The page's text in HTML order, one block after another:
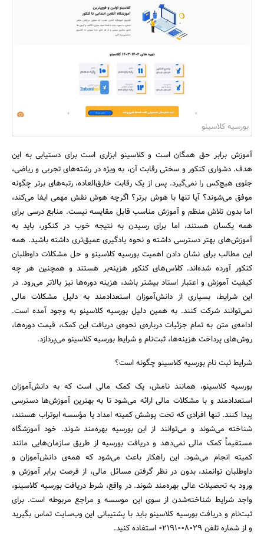
بانک، بیمه و سرمایه
بورسیه کلاسینو
آموزش برابر حق همگان است و کلاسینو ابزاری است برای دستیابی به این
هدف. دشواری کنکور و سختی رقابت آن، به ویژه در رشته‌های تجربی و ریاضی،
جلوی هیچ‌کس را نمی‌گیرد. پس از یک رقابت خارق‌العاده، رتبه‌های برتر چگونه
موفق می‌شوند؟ آیا تنها با هوش برتر؟ اگرچه هوش نقش مهمی ایفا می‌کند،
اما بدون تلاش منظم و آموزش مناسب قابل مقایسه نیست. منابع درسی برای
همه یکسان هستند، اما برای رسیدن به نتیجه خوب در کنکور، باید به
آموزش‌های بهتر دسترسی داشته و نحوه یادگیری عمیق‌تری داشته باشید. همه
این مطالب برای نشان دادن اهمیت بورسیه کلاسینو و حل مشکلات داوطلبان
کنکور آورده شده‌اند. کلاس‌های کنکور هزینه‌بر هستند و همچنین هر چه
کیفیت آموزش و اعتبار استاد بیشتر باشد، هزینه دوره‌ها نیز بالاتر می‌رود. در
این شرایط، بسیاری از دانش‌آموزان استعدادمند به دلیل مشکلات مالی
نمی‌توانند شرکت کنند. به همین دلیل بورسیه کلاسینو به وجود آمده است.
ادامه‌ی متن به تمام جزئیات درباره‌ی نحوه‌ی دریافت این کمک، قیمت دوره‌ها،
روش‌های پرداخت هزینه‌ها، ثبت‌نام و شرایط بورسیه کلاسینو می‌پردازد.
شرایط ثبت نام بورسیه کلاسینو چگونه است؟
بورسیه کلاسینو، همانند نامش، یک کمک مالی است که به دانش‌آموزان
استعدادمند و با مشکلات مالی ارائه می‌شود تا به بهترین آموزش‌ها دسترسی
پیدا کنند. تنها افرادی که تحت پوشش کمیته امداد یا مؤسسه ابوتراب هستند،
شناخته می‌شوند و می‌توانند از این بورسیه بهره‌مند شوند. خود آموزشگاه
مستقیماً کمک مالی نمی‌دهد و دریافت بورسیه از طریق سازمان‌هایی مانند
کمیته انجام می‌شود. این راهکار باعث می‌شود که همه‌ی دانش‌آموزان و
داوطلبان توانمند، بدون در نظر گرفتن مسائل مالی، از فرصت برابر آموزش و
ورود به تحصیلات عالی بهره‌مند شوند. در واقع، شرط دریافت بورسیه کلاسینو،
واجد شرایط شناخته‌شدن از سوی این موسسه و مراجع مربوطه است. برای
ثبت‌نام و دریافت بورسیه کلاسینو باید با پشتیبانی این وب‌سایت تماس بگیرید
و از شماره تلفن ۰۲۱۹۱۰۰۸۰۲۹ استفاده کنید.